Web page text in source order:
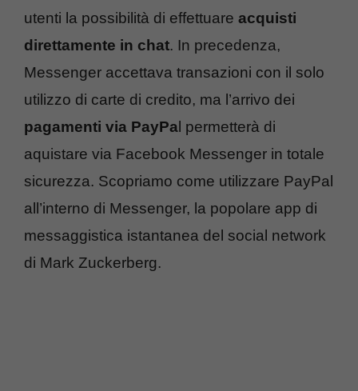
utenti la possibilità di effettuare acquisti
direttamente in chat. In precedenza,
Messenger accettava transazioni con il solo
utilizzo di carte di credito, ma l’arrivo dei
pagamenti via PayPal permetterà di
aquistare via Facebook Messenger in totale
sicurezza. Scopriamo come utilizzare PayPal
all’interno di Messenger, la popolare app di
messaggistica istantanea del social network
di Mark Zuckerberg.